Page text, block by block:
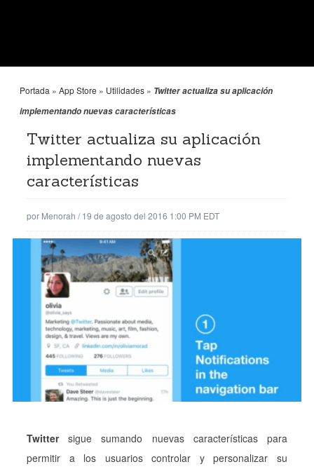
Portada » App Store » Utilidades » Twitter actualiza su aplicación
implementando nuevas características
Twitter actualiza su aplicación
implementando nuevas
características
por Menorah /19 de agosto del 2016 1:00 PM EDT
Twittersigue sumando nuevas características para
permitir a los usuarios controlar y personalizar su